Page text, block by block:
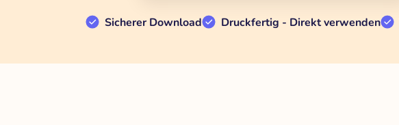
Sicherer Download Druckfertig - Direkt verwenden